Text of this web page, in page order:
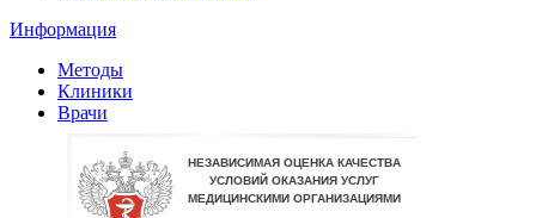
Информация
Методы
Клиники
Врачи